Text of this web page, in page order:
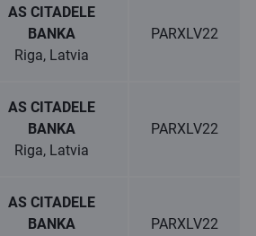
AS CITADELE
BANKA
Riga, Latvia
PARXLV22
AS CITADELE
BANKA
Riga, Latvia
PARXLV22
AS CITADELE
BANKA
PARXLV22